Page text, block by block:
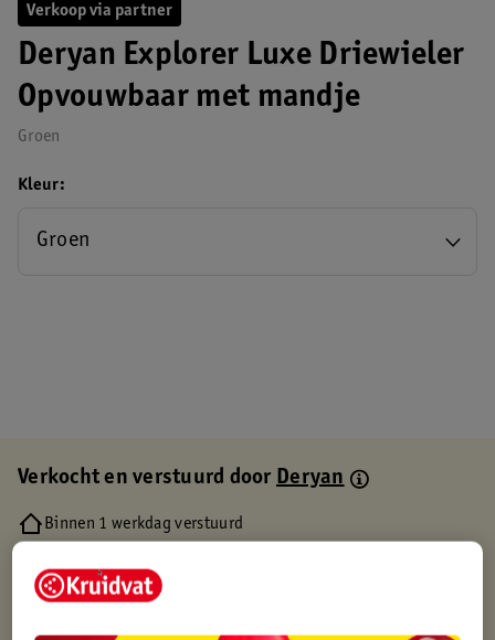
Verkoop via partner
Deryan Explorer Luxe Driewieler
Opvouwbaar met mandje
Groen
Kleur
Groen
Verkocht en verstuurd doorDeryan
Binnen 1 werkdag verstuurd
Gratis retourneren via verkooppartner.
Gratis punten met je Kruidvat kaart